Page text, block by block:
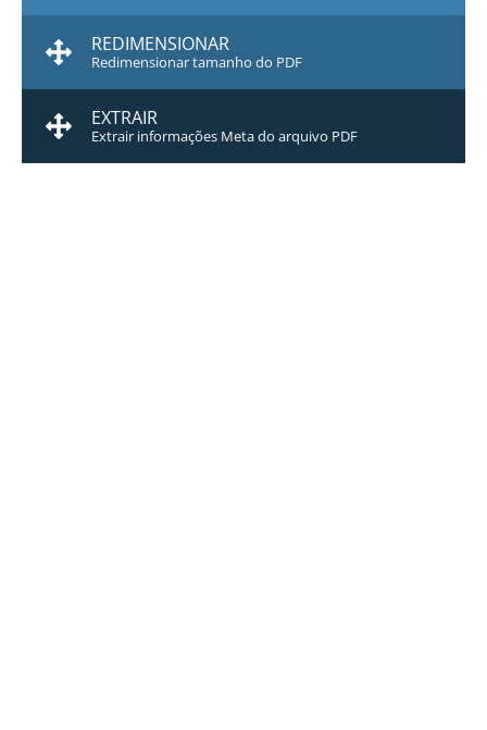
REDIMENSIONAR
Redimensionar tamanho do PDF
EXTRAIR
Extrair informações Meta do arquivo PDF